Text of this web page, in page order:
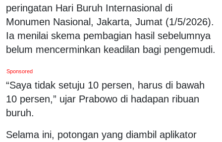
peringatan Hari Buruh Internasional di
Monumen Nasional, Jakarta, Jumat (1/5/2026).
Ia menilai skema pembagian hasil sebelumnya
belum mencerminkan keadilan bagi pengemudi.
Sponsored
“Saya tidak setuju 10 persen, harus di bawah
10 persen,” ujar Prabowo di hadapan ribuan
buruh.
Selama ini, potongan yang diambil aplikator